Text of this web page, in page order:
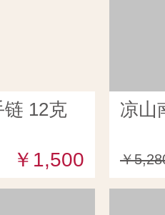
12克
￥1,500
凉山
￥